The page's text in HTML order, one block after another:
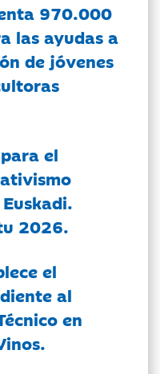
970.000
las ayudas a
de jóvenes
el
2026.
el
al
en